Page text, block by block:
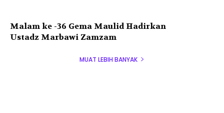
Malam ke -36 Gema Maulid Hadirkan
Ustadz Marbawi Zamzam
MUAT LEBIH BANYAK